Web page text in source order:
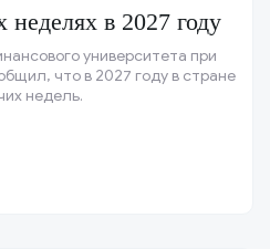
неделях в 2027 году
университета при
что в 2027 году в стране
недель.